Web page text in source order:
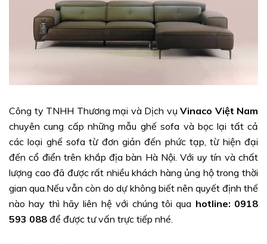
Công ty TNHH Thương mại và Dịch vụ Vinaco Việt Nam
chuyên cung cấp những mẫu ghế sofa và bọc lại tất cả
các loại ghế sofa từ đơn giản đến phức tạp, từ hiện đại
đến cổ điển trên khắp địa bàn Hà Nội. Với uy tín và chất
lượng cao đã được rất nhiều khách hàng ủng hộ trong thời
gian qua.Nếu vẫn còn do dự không biết nên quyết định thế
nào hay thì hãy liên hệ với chúng tôi qua hotline: 0918
593 088 để được tư vấn trực tiếp nhé.